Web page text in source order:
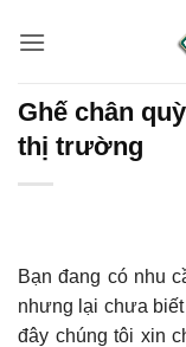
qua
dungGhế chân
thị trường
Bạn đang có nhu
nhưng lại chưa
đây chúng tôi xin